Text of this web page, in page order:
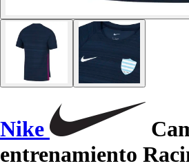
Nike
entrenamiento